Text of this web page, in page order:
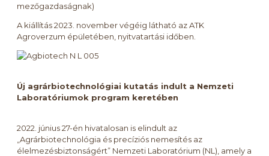
mezőgazdaságnak)
A kiállítás 2023. november végéig látható az ATK
Agroverzum épületében, nyitvatartási időben.
Új agrárbiotechnológiai kutatás indult a Nemzeti
Laboratóriumok program keretében
2022. június 27-én hivatalosan is elindult az
„Agrárbiotechnológia és precíziós nemesítés az
élelmezésbiztonságért” Nemzeti Laboratórium (NL), amely a